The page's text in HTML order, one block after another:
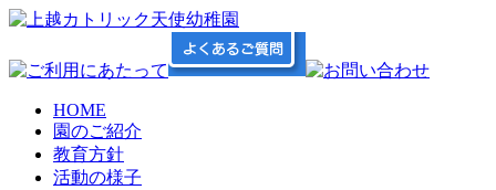
HOME
園のご紹介
教育方針
活動の様子